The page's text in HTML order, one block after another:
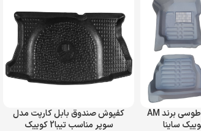
کفپوش پنج بعدی طوسی برند AM
ساینا
کفپوش صندوق بابل کارپت مدل
سوپر مناسب تیبا2 کوییک